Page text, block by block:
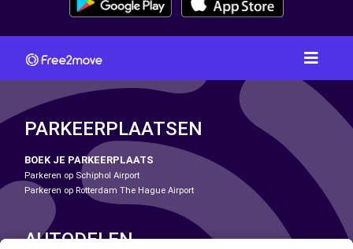
PARKEERPLAATSEN
BOEK JE PARKEERPLAATS
Parkeren op Schiphol Airport
Parkeren op Rotterdam The Hague Airport
AUTODELEN